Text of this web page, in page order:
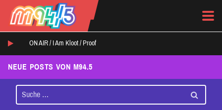
ON AIR / I Am Kloot / Proof
NEUE POSTS VON M94.5